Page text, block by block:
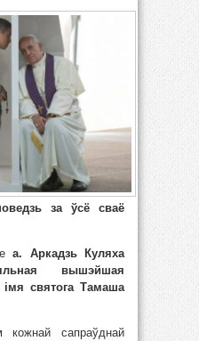
за ўсё сваё
а. Аркадзь Куляха
вышэйшая
святога Тамаша
сапраўднай